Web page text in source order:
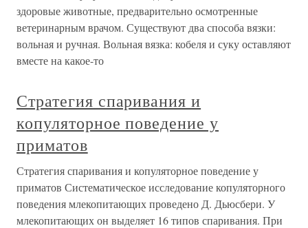
здоровые животные, предварительно осмотренные
ветеринарным врачом. Существуют два способа вязки:
вольная и ручная. Вольная вязка: кобеля и суку оставляют
вместе на какое-то
Стратегия спаривания и
копуляторное поведение у
приматов
Стратегия спаривания и копуляторное поведение у
приматов Систематическое исследование копуляторного
поведения млекопитающих проведено Д. Дьюсбери. У
млекопитающих он выделяет 16 типов спаривания. При